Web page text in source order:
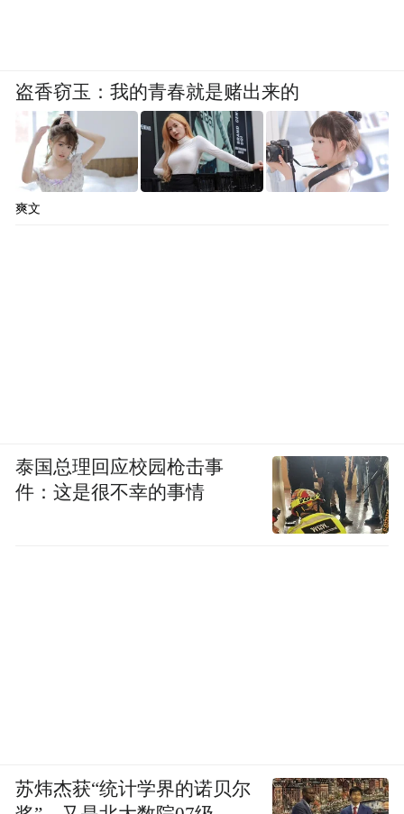
盗香窃玉：我的青春就是赌出来的
爽文
泰国总理回应校园枪击事
件：这是很不幸的事情
苏炜杰获“统计学界的诺贝尔